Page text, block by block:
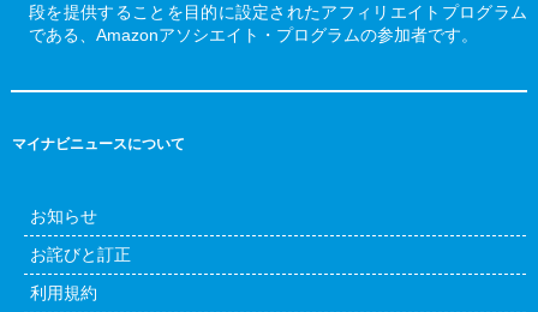
段を提供することを目的に設定されたアフィリエイトプログラム
である、Amazonアソシエイト・プログラムの参加者です。
マイナビニュースについて
お知らせ
お詫びと訂正
利用規約